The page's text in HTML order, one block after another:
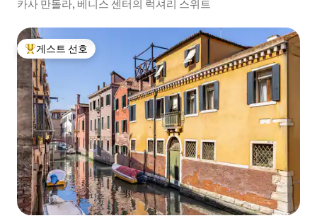
카사 만돌라, 베니스 센터의 럭셔리 스위트
상위 게스트 선호
게스트 선호